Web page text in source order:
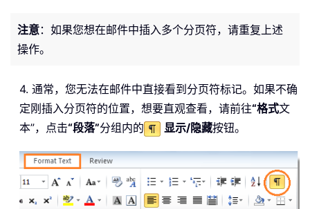
注意：如果您想在邮件中插入多个分页符，请重复上述
操作。
4. 通常，您无法在邮件中直接看到分页符标记。如果不确
定刚插入分页符的位置，想要直观查看，请前往“格式文
本”，点击“段落”分组内的 显示/隐藏按钮。